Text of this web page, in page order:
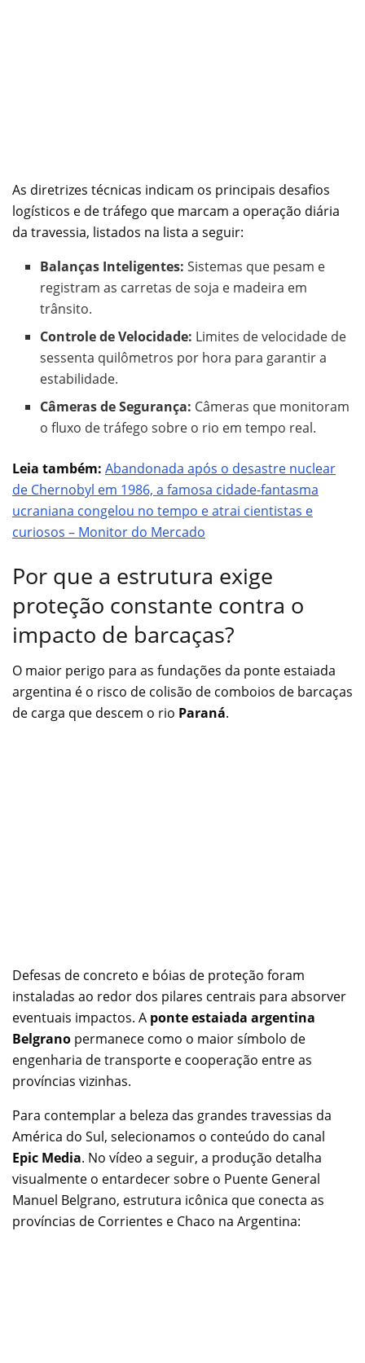
As diretrizes técnicas indicam os principais desafios
logísticos e de tráfego que marcam a operação diária
da travessia, listados na lista a seguir:
Balanças Inteligentes: Sistemas que pesam e
registram as carretas de soja e madeira em
trânsito.
Controle de Velocidade: Limites de velocidade de
sessenta quilômetros por hora para garantir a
estabilidade.
Câmeras de Segurança: Câmeras que monitoram
o fluxo de tráfego sobre o rio em tempo real.
Leia também: Abandonada após o desastre nuclear
de Chernobyl em 1986, a famosa cidade-fantasma
ucraniana congelou no tempo e atrai cientistas e
curiosos – Monitor do Mercado
Por que a estrutura exige
proteção constante contra o
impacto de barcaças?
O maior perigo para as fundações da ponte estaiada
argentina é o risco de colisão de comboios de barcaças
de carga que descem o rio Paraná.
Defesas de concreto e bóias de proteção foram
instaladas ao redor dos pilares centrais para absorver
eventuais impactos. A ponte estaiada argentina
Belgrano permanece como o maior símbolo de
engenharia de transporte e cooperação entre as
províncias vizinhas.
Para contemplar a beleza das grandes travessias da
América do Sul, selecionamos o conteúdo do canal
Epic Media. No vídeo a seguir, a produção detalha
visualmente o entardecer sobre o Puente General
Manuel Belgrano, estrutura icônica que conecta as
províncias de Corrientes e Chaco na Argentina: